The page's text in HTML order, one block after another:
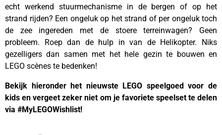
echt werkend stuurmechanisme in de bergen of op het
strand rijden? Een ongeluk op het strand of per ongeluk toch
de zee ingereden met de stoere terreinwagen? Geen
probleem. Roep dan de hulp in van de Helikopter. Niks
gezelligers dan samen met het hele gezin te bouwen en
LEGO scènes te bedenken!
Bekijk hieronder het nieuwste LEGO speelgoed voor de
kids en vergeet zeker niet om je favoriete speelset te delen
via #MyLEGOWishlist!